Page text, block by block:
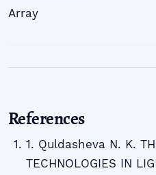
Array
References
1. Quldasheva N. K.
TECHNOLOGIES IN